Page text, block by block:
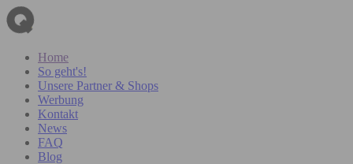
Home
So geht's!
Unsere Partner & Shops
Werbung
Kontakt
News
FAQ
Blog